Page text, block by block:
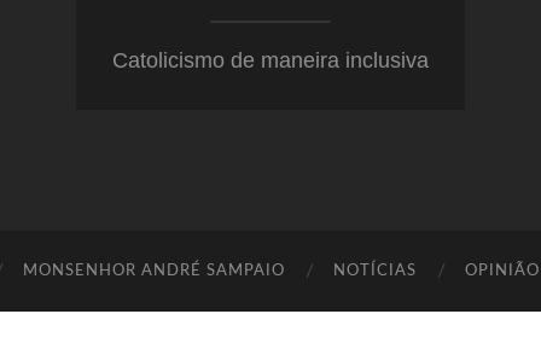
Catolicismo de maneira inclusiva
MONSENHOR ANDRÉ SAMPAIO NOTÍCIAS OPINIÃO